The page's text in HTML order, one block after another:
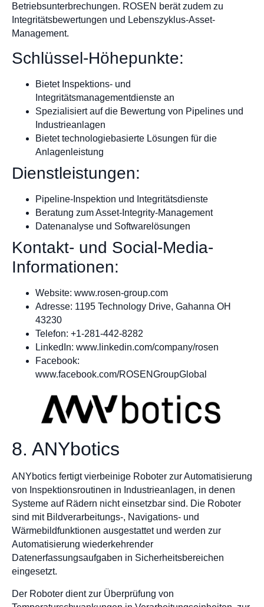
Betriebsunterbrechungen. ROSEN berät zudem zu
Integritätsbewertungen und Lebenszyklus-Asset-
Management.
Schlüssel-Höhepunkte:
Bietet Inspektions- und
Integritätsmanagementdienste an
Spezialisiert auf die Bewertung von Pipelines und
Industrieanlagen
Bietet technologiebasierte Lösungen für die
Anlagenleistung
Dienstleistungen:
Pipeline-Inspektion und Integritätsdienste
Beratung zum Asset-Integrity-Management
Datenanalyse und Softwarelösungen
Kontakt- und Social-Media-
Informationen:
Website: www.rosen-group.com
Adresse: 1195 Technology Drive, Gahanna OH
43230
Telefon: +1-281-442-8282
LinkedIn: www.linkedin.com/company/rosen
Facebook:
www.facebook.com/ROSENGroupGlobal
8. ANYbotics
ANYbotics fertigt vierbeinige Roboter zur Automatisierung
von Inspektionsroutinen in Industrieanlagen, in denen
Systeme auf Rädern nicht einsetzbar sind. Die Roboter
sind mit Bildverarbeitungs-, Navigations- und
Wärmebildfunktionen ausgestattet und werden zur
Automatisierung wiederkehrender
Datenerfassungsaufgaben in Sicherheitsbereichen
eingesetzt.
Der Roboter dient zur Überprüfung von